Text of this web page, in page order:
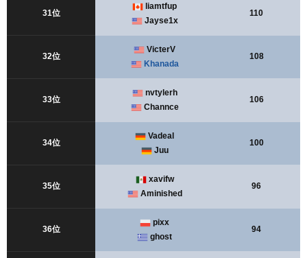
31位
liamtfup
Jayse1x
110
32位
VicterV
Khanada
108
33位
nvtylerh
Channce
106
34位
Vadeal
Juu
100
35位
xavifw
Aminished
96
36位
pixx
ghost
94